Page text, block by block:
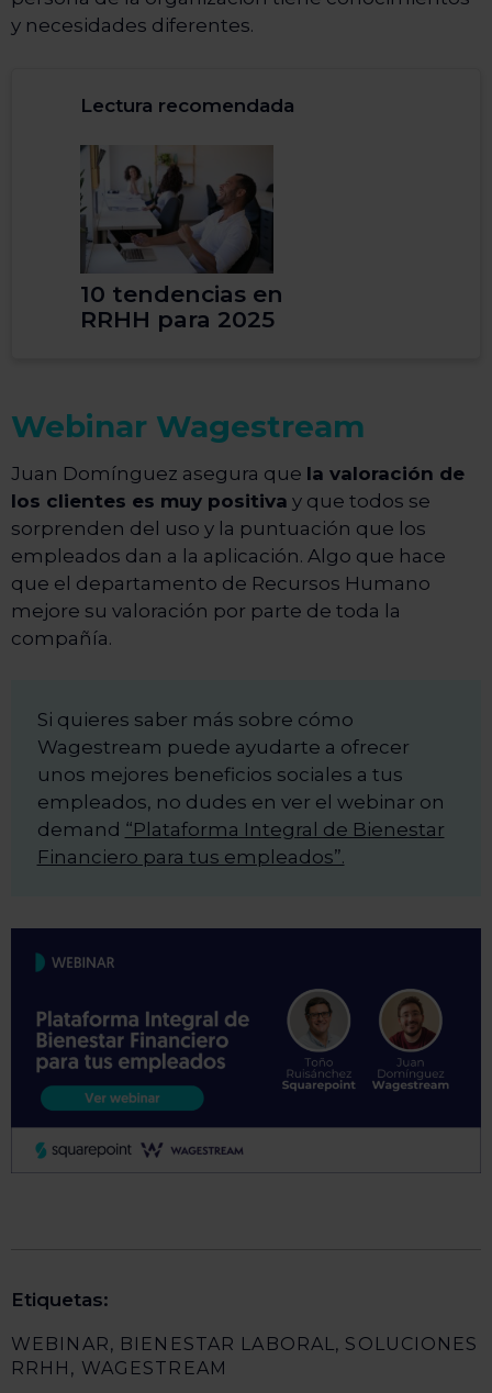
y necesidades diferentes.
Lectura recomendada
10 tendencias en
RRHH para 2025
Webinar Wagestream
Juan Domínguez asegura que la valoración de
los clientes es muy positiva y que todos se
sorprenden del uso y la puntuación que los
empleados dan a la aplicación. Algo que hace
que el departamento de Recursos Humano
mejore su valoración por parte de toda la
compañía.
Si quieres saber más sobre cómo
Wagestream puede ayudarte a ofrecer
unos mejores beneficios sociales a tus
empleados, no dudes en ver el webinar on
demand “Plataforma Integral de Bienestar
Financiero para tus empleados”.
Etiquetas:
WEBINAR, BIENESTAR LABORAL, SOLUCIONES
RRHH , WAGESTREAM